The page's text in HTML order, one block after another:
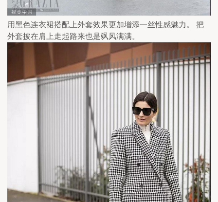
用黑色连衣裙搭配上外套效果更加增添一丝性感魅力。 把
外套披在肩上走起路来也是飒风满满。